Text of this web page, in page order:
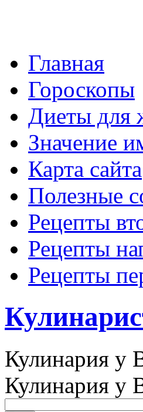
Главная
Гороскопы
Диеты для
Значение
Карта сайта
Полезные
Рецепты
Рецепты
Рецепты
Кулинария у
Кулинария у